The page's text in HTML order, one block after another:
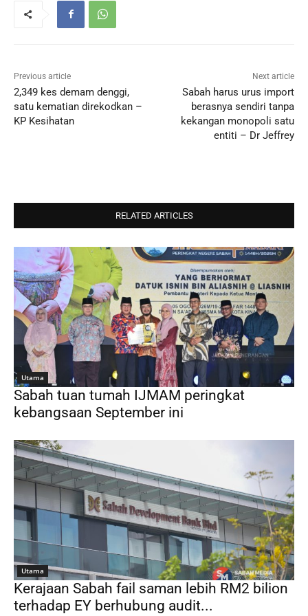
Previous article
2,349 kes demam denggi,
satu kematian direkodkan –
KP Kesihatan
Next article
Sabah harus urus import
berasnya sendiri tanpa
kekangan monopoli satu
entiti – Dr Jeffrey
RELATED ARTICLES
Utama
Sabah tuan tumah IJMAM peringkat
kebangsaan September ini
Utama
Kerajaan Sabah fail saman lebih RM2 bilion
terhadap EY berhubung audit...